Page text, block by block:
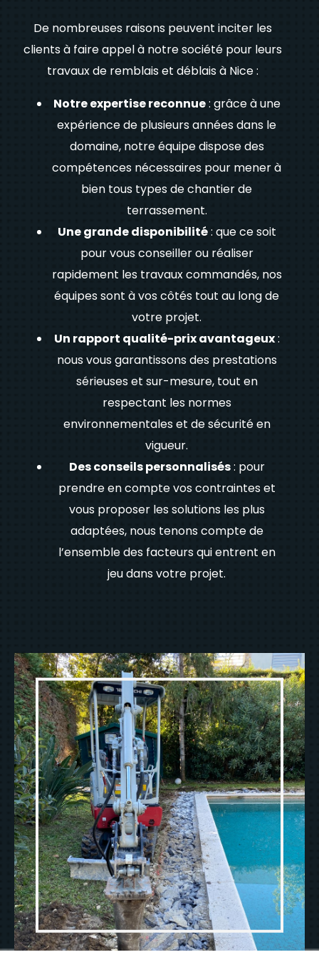
De nombreuses raisons peuvent inciter les
clients à faire appel à notre société pour leurs
travaux de remblais et déblais à Nice :
Notre expertise reconnue: grâce à une
expérience de plusieurs années dans le
domaine, notre équipe dispose des
compétences nécessaires pour mener à
bien tous types de chantier de
terrassement.
Une grande disponibilité: que ce soit
pour vous conseiller ou réaliser
rapidement les travaux commandés, nos
équipes sont à vos côtés tout au long de
votre projet.
Un rapport qualité-prix avantageux:
nous vous garantissons des prestations
sérieuses et sur-mesure, tout en
respectant les normes
environnementales et de sécurité en
vigueur.
Des conseils personnalisés: pour
prendre en compte vos contraintes et
vous proposer les solutions les plus
adaptées, nous tenons compte de
l’ensemble des facteurs qui entrent en
jeu dans votre projet.